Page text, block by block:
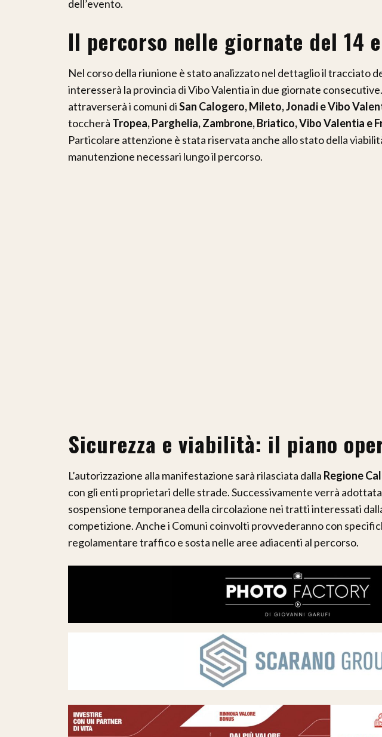
dell’evento.
Il percorso nelle giornate del 14
Nel corso della riunione è stato analizzato nel dettaglio il tracciato
interesserà la provincia di Vibo Valentia in due giornate
attraverserà i comuni diSan Calogero, Mileto, Jonadi e Vibo
toccherà Tropea, Parghelia, Zambrone, Briatico, Vibo Valentia e
Particolare attenzione è stata riservata anche allo stato della
manutenzione necessari lungo il percorso.
Sicurezza e viabilità: il piano
L’autorizzazione alla manifestazione sarà rilasciata dalla Regione
con gli enti proprietari delle strade. Successivamente verrà
sospensione temporanea della circolazione nei tratti interessati
competizione. Anche i Comuni coinvolti provvederanno con
regolamentare traffico e sosta nelle aree adiacenti al percorso.